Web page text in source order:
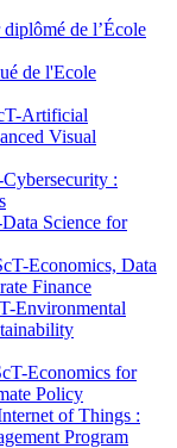
de l’École
de l'Ecole
Artificial
Visual
:
Science for
Economics, Data
Finance
Environmental
Economics for
Policy
of Things :
Program